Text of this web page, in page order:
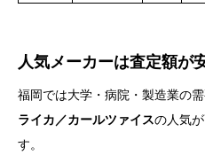
人気メーカーは査定額が
福岡では大学・病院・製造業の需
ライカ／カールツァイスの人気
す。